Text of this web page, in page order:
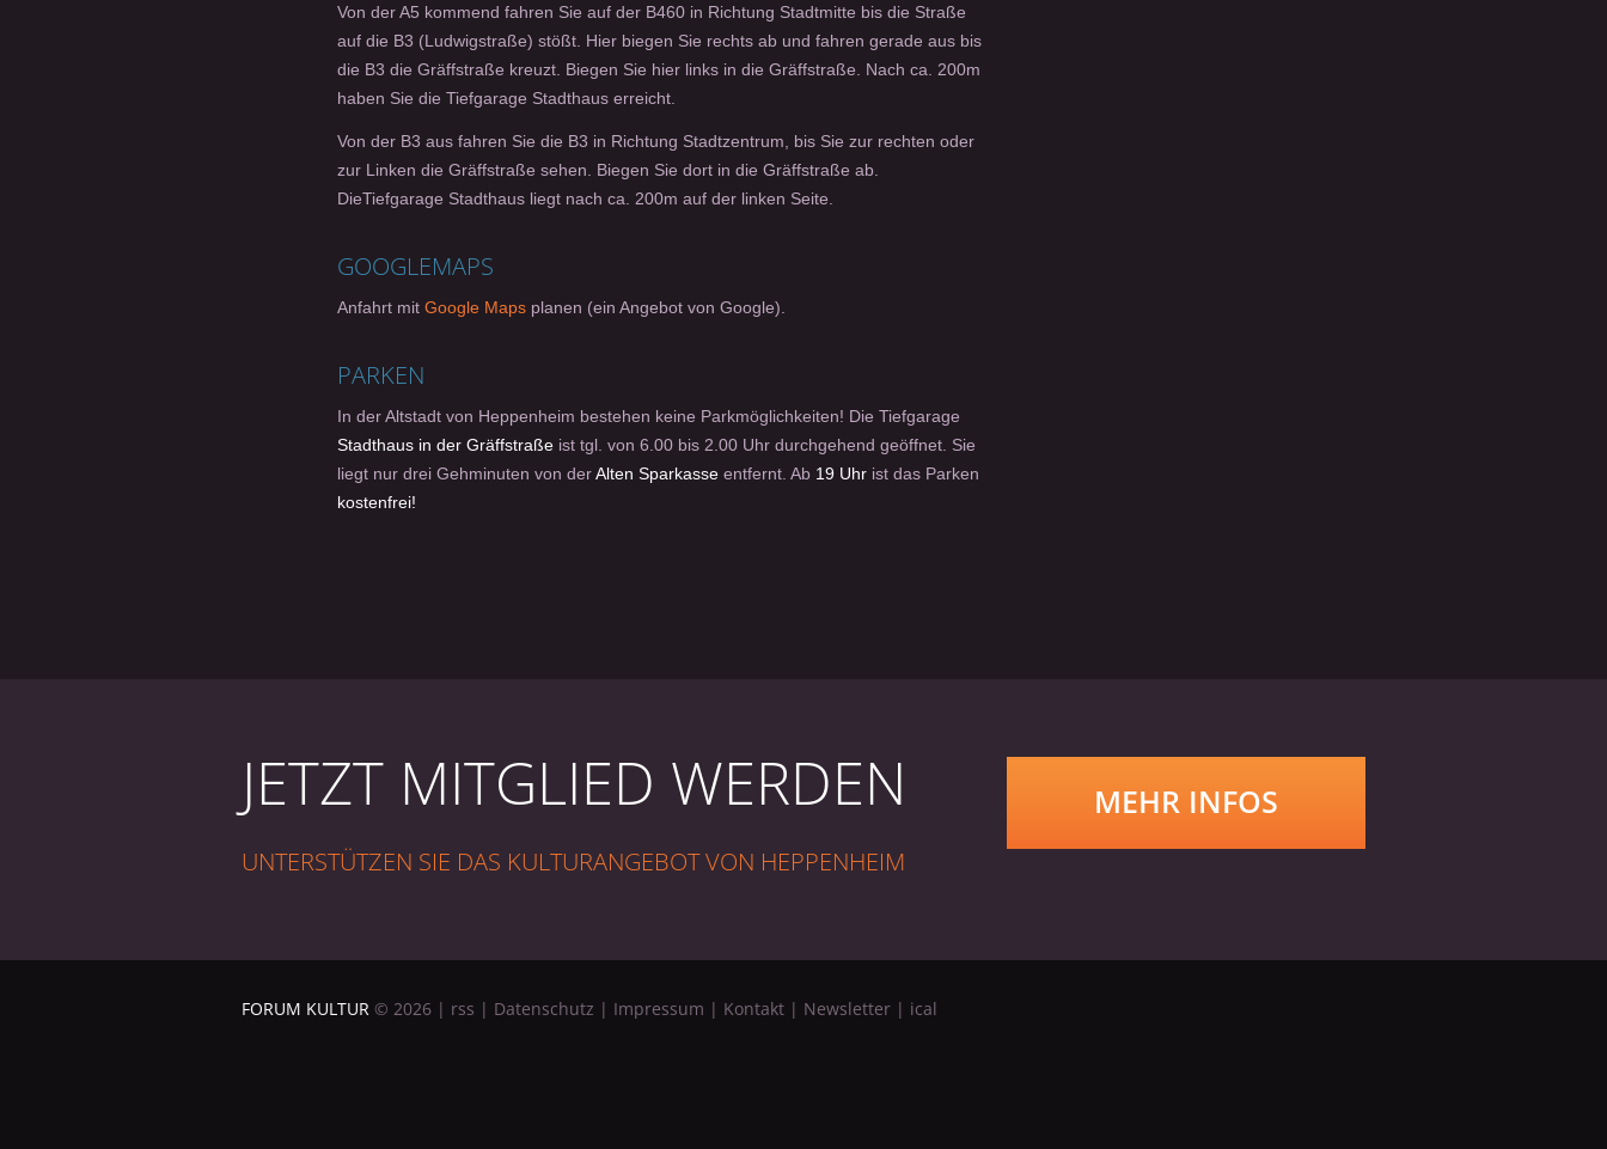
Von der A5 kommend fahren Sie auf der B460 in Richtung Stadtmitte bis die Straße
auf die B3 (Ludwigstraße) stößt. Hier biegen Sie rechts ab und fahren gerade aus bis
die B3 die Gräffstraße kreuzt. Biegen Sie hier links in die Gräffstraße. Nach ca. 200m
haben Sie die Tiefgarage Stadthaus erreicht.
Von der B3 aus fahren Sie die B3 in Richtung Stadtzentrum, bis Sie zur rechten oder
zur Linken die Gräffstraße sehen. Biegen Sie dort in die Gräffstraße ab.
DieTiefgarage Stadthaus liegt nach ca. 200m auf der linken Seite.
GOOGLEMAPS
Anfahrt mit Google Maps planen (ein Angebot von Google).
PARKEN
In der Altstadt von Heppenheim bestehen keine Parkmöglichkeiten! Die Tiefgarage
Stadthaus in der Gräffstraße ist tgl. von 6.00 bis 2.00 Uhr durchgehend geöffnet. Sie
liegt nur drei Gehminuten von derAlten Sparkasse entfernt. Ab 19 Uhr ist das Parken
kostenfrei!
JETZT MITGLIED WERDEN
UNTERSTÜTZEN SIE DAS KULTURANGEBOT VON HEPPENHEIM
MEHR INFOS
FORUM KULTUR © 2026 | rss | Datenschutz | Impressum | Kontakt | Newsletter | ical